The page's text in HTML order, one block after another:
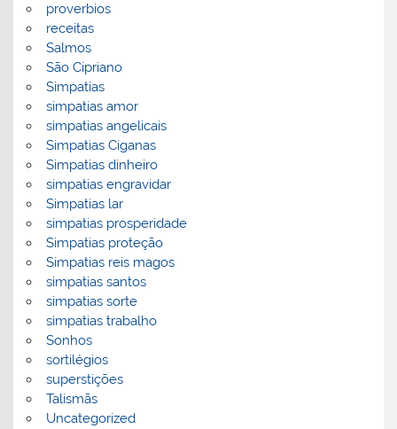
proverbios
receitas
Salmos
São Cipriano
Simpatias
simpatias amor
simpatias angelicais
Simpatias Ciganas
Simpatias dinheiro
simpatias engravidar
Simpatias lar
simpatias prosperidade
Simpatias proteção
Simpatias reis magos
simpatias santos
simpatias sorte
simpatias trabalho
Sonhos
sortilégios
superstições
Talismãs
Uncategorized